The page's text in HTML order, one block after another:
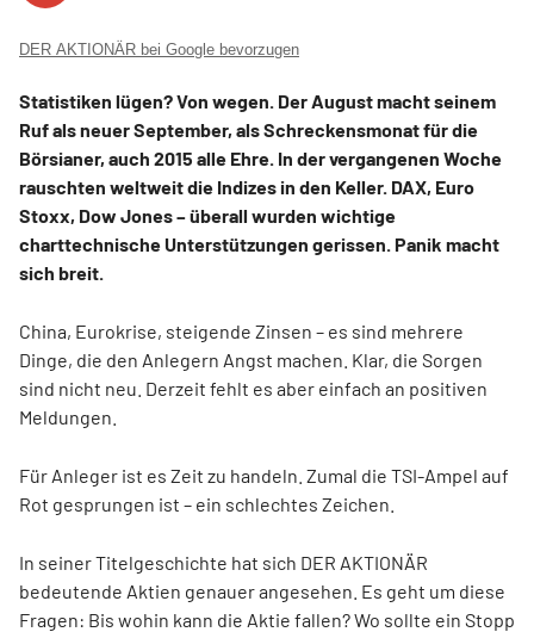
DER AKTIONÄR bei Google bevorzugen
Statistiken lügen? Von wegen. Der August macht seinem
Ruf als neuer September, als Schreckensmonat für die
Börsianer, auch 2015 alle Ehre. In der vergangenen Woche
rauschten weltweit die Indizes in den Keller. DAX, Euro
Stoxx, Dow Jones – überall wurden wichtige
charttechnische Unterstützungen gerissen. Panik macht
sich breit.
China, Eurokrise, steigende Zinsen – es sind mehrere
Dinge, die den Anlegern Angst machen. Klar, die Sorgen
sind nicht neu. Derzeit fehlt es aber einfach an positiven
Meldungen.
Für Anleger ist es Zeit zu handeln. Zumal die TSI-Ampel auf
Rot gesprungen ist – ein schlechtes Zeichen.
In seiner Titelgeschichte hat sich DER AKTIONÄR
bedeutende Aktien genauer angesehen. Es geht um diese
Fragen: Bis wohin kann die Aktie fallen? Wo sollte ein Stopp